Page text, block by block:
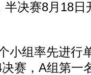
半决赛8月18
组率先进行
赛，A组第一